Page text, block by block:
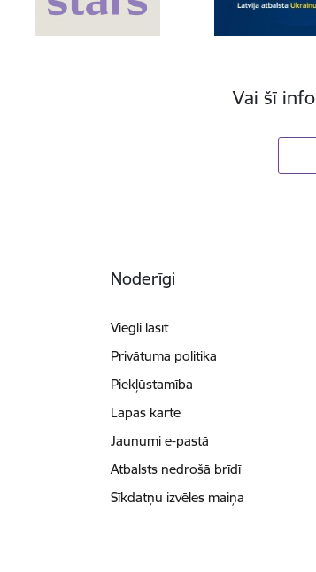
Vai šī
Noderīgi
Viegli lasīt
Privātuma politika
Piekļūstamība
Lapas karte
Jaunumi e-pastā
Atbalsts nedrošā brīdī
Sīkdatņu izvēles maiņa